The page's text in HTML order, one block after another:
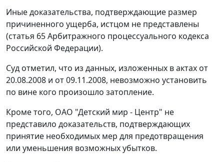
Иные доказательства, подтверждающие размер
причиненного ущерба, истцом не представлены
(статья 65Арбитражного процессуального кодекса
Российской Федерации).
Суд отметил, что из данных, изложенных в актах от
20.08.2008 и от 09.11.2008, невозможно установить
по вине кого произошло затопление.
Кроме того, ОАО "Детский мир - Центр" не
представило доказательств, подтверждающих
принятие необходимых мер для предотвращения
или уменьшения возможных убытков.